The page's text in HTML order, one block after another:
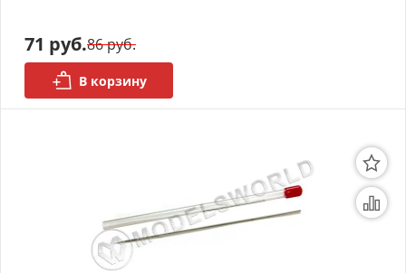
71 руб.86 руб.
В корзину